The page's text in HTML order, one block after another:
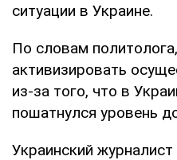
ситуации в Украине.
По словам
активизировать
из-за того, что в
пошатнулся уровень
Украинский